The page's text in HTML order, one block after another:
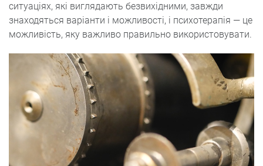
ситуаціях, які виглядають безвихідними, завжди
знаходяться варіанти і можливості, і психотерапія — це
можливість, яку важливо правильно використовувати.